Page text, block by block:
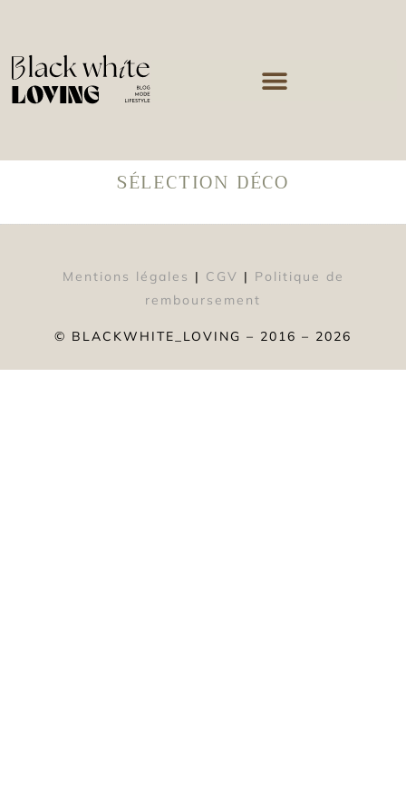
SÉLECTION DÉCO
Mentions légales | CGV | Politique de
remboursement
© BLACKWHITE_LOVING – 2016 – 2026